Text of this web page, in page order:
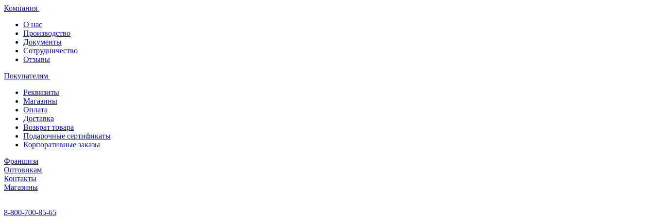
Компания
О нас
Производство
Документы
Сотрудничество
Отзывы
Покупателям
Реквизиты
Магазины
Оплата
Доставка
Возврат товара
Подарочные сертификаты
Корпоративные заказы
Франшиза
Оптовикам
Контакты
Магазины
8-800-700-85-65